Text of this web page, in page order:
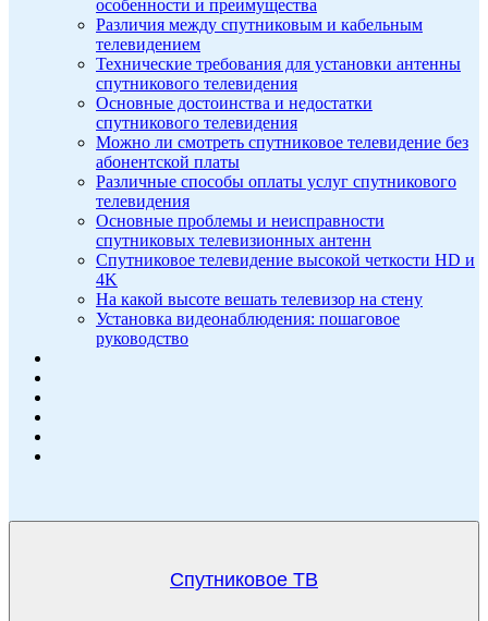
особенности и преимущества
Различия между спутниковым и кабельным
телевидением
Технические требования для установки антенны
спутникового телевидения
Основные достоинства и недостатки
спутникового телевидения
Можно ли смотреть спутниковое телевидение без
абонентской платы
Различные способы оплаты услуг спутникового
телевидения
Основные проблемы и неисправности
спутниковых телевизионных антенн
Спутниковое телевидение высокой четкости HD и
4K
На какой высоте вешать телевизор на стену
Установка видеонаблюдения: пошаговое
руководство
Спутниковое ТВ